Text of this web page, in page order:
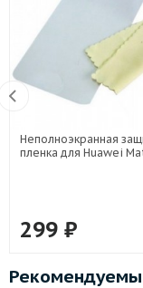
Неполноэкранная
пленка для Huawei
299 ₽